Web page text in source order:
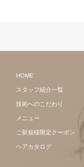
HOME
スタッフ紹介一覧
技術へのこだわり
メニュー
ご新規様限定クーポン
ヘアカタログ